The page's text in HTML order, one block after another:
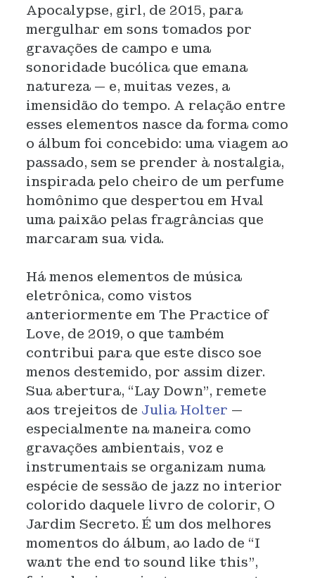
Apocalypse, girl, de 2015, para
mergulhar em sons tomados por
gravações de campo e uma
sonoridade bucólica que emana
natureza — e, muitas vezes, a
imensidão do tempo. A relação entre
esses elementos nasce da forma como
o álbum foi concebido: uma viagem ao
passado, sem se prender à nostalgia,
inspirada pelo cheiro de um perfume
homônimo que despertou em Hval
uma paixão pelas fragrâncias que
marcaram sua vida.
Há menos elementos de música
eletrônica, como vistos
anteriormente em The Practice of
Love, de 2019, o que também
contribui para que este disco soe
menos destemido, por assim dizer.
Sua abertura, “Lay Down”, remete
aos trejeitos de Julia Holter —
especialmente na maneira como
gravações ambientais, voz e
instrumentais se organizam numa
espécie de sessão de jazz no interior
colorido daquele livro de colorir, O
Jardim Secreto. É um dos melhores
momentos do álbum, ao lado de “I
want the end to sound like this”,